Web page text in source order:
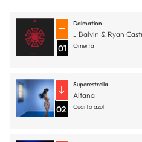
01
Dalmation
J Balvin & Ryan
Omertá
02
Superestrella
Aitana
Cuarto azul